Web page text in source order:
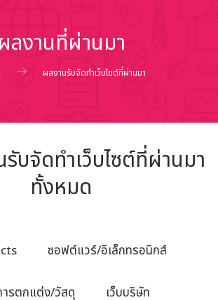
ผลงานที่ผ่านมา
ผลงานรับจัดทำเว็บไซต์ที่ผ่านมา
บจัดทำเว็บไซต์ที่ผ่านมา
ทั้งหมด
ซอฟต์แวร์/อิเล็กทรอนิกส์
รตกแต่ง/วัสดุ เว็บบริษัท